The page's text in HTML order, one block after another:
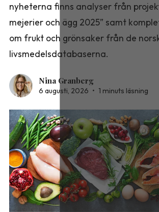
nyheterna finns analyser från
mejerier och ägg 2025” samt
om frukt och grönsaker från de
livsmedelsdatabaserna.
Nina Granberg
6 augusti, 2026 • 1 minuts läsning